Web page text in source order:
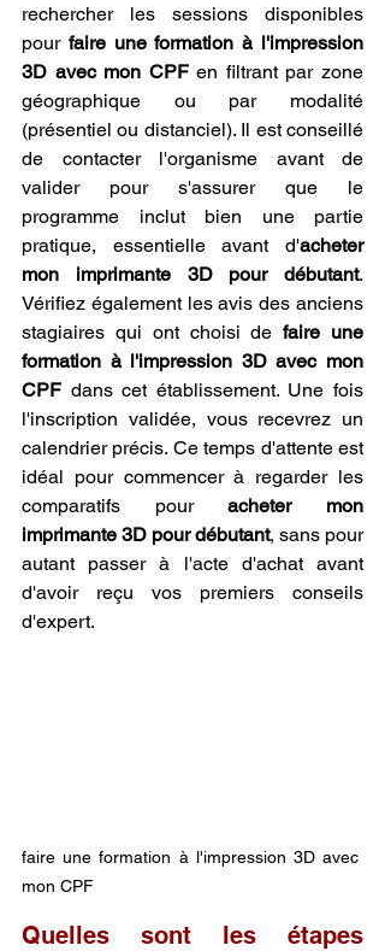
rechercher les sessions disponibles
pour faire une formation à l'impression
3D avec mon CPF en filtrant par zone
géographique ou par modalité
(présentiel ou distanciel). Il est conseillé
de contacter l'organisme avant de
valider pour s'assurer que le
programme inclut bien une partie
pratique, essentielle avant d'acheter
mon imprimante 3D pour débutant.
Vérifiez également les avis des anciens
stagiaires qui ont choisi de faire une
formation à l'impression 3D avec mon
CPF dans cet établissement. Une fois
l'inscription validée, vous recevrez un
calendrier précis. Ce temps d'attente est
idéal pour commencer à regarder les
comparatifs pour acheter mon
imprimante 3D pour débutant, sans pour
autant passer à l'acte d'achat avant
d'avoir reçu vos premiers conseils
d'expert.
faire une formation à l'impression 3D avec
mon CPF
Quelles sont les étapes